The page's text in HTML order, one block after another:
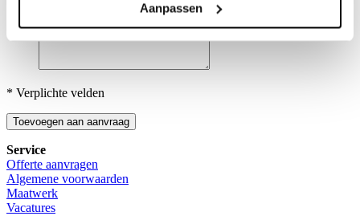
Aanpassen
* Verplichte velden
Toevoegen aan aanvraag
Service
Offerte aanvragen
Algemene voorwaarden
Maatwerk
Vacatures